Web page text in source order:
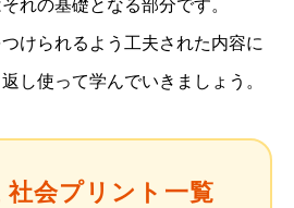
けられるよう工夫された内容に
し使って学んでいきましょう。
社会プリント一覧